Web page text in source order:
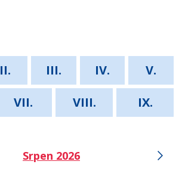
II. III. IV.
V.
VII. VIII. IX.
Srpen 2026